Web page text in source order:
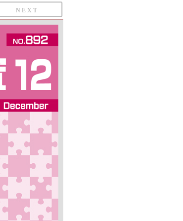
N E X T